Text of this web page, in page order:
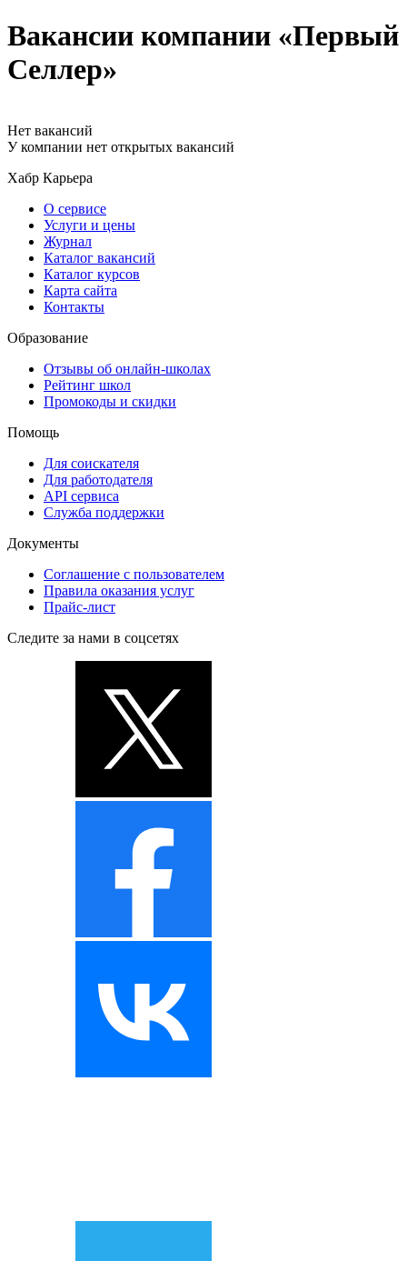
Вакансии компании «Первый
Селлер»
Нет вакансий
У компании нет открытых вакансий
Хабр Карьера
О сервисе
Услуги и цены
Журнал
Каталог вакансий
Каталог курсов
Карта сайта
Контакты
Образование
Отзывы об онлайн-школах
Рейтинг школ
Промокоды и скидки
Помощь
Для соискателя
Для работодателя
API сервиса
Служба поддержки
Документы
Соглашение с пользователем
Правила оказания услуг
Прайс-лист
Следите за нами в соцсетях